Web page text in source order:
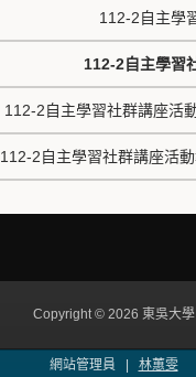
112-2自主學
112-2自主學習
112-2自主學習社群講座活
112-2自主學習社群講座活動
Copyright © 2026 東吳大學
網站管理員 | 林蕙雯